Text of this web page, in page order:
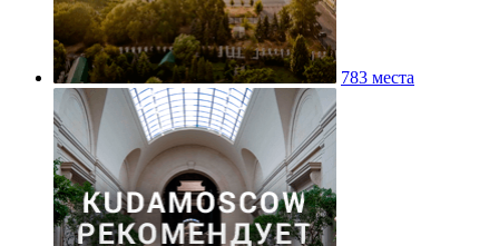
783 места